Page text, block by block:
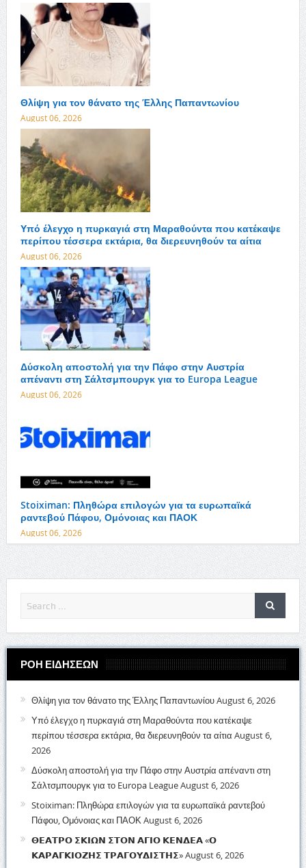
Θλίψη για τον θάνατο της Έλλης Παπαντωνίου
August 06, 2026
Υπό έλεγχο η πυρκαγιά στη Μαραθούντα που κατέκαψε
περίπου τέσσερα εκτάρια, θα διερευνηθούν τα αίτια
August 06, 2026
Δύσκολη αποστολή για την Πάφο στην Αυστρία
απέναντι στη Σάλτσμπουργκ για το Europa League
August 06, 2026
Stoiximan: Πληθώρα επιλογών για τα ευρωπαϊκά
ραντεβού Πάφου, Ομόνοιας και ΠΑΟΚ
August 06, 2026
ΡΟΗ ΕΙΔΗΣΕΩΝ
Θλίψη για τον θάνατο της Έλλης ΠαπαντωνίουAugust 6, 2026
Υπό έλεγχο η πυρκαγιά στη Μαραθούντα που κατέκαψε
περίπου τέσσερα εκτάρια, θα διερευνηθούν τα αίτια August 6,
2026
Δύσκολη αποστολή για την Πάφο στην Αυστρία απέναντι στη
Σάλτσμπουργκ για το Europa LeagueAugust 6, 2026
Stoiximan: Πληθώρα επιλογών για τα ευρωπαϊκά ραντεβού
Πάφου, Ομόνοιας και ΠΑΟΚAugust 6, 2026
𝝝𝝚𝝖𝝩𝝦𝝤 𝝨𝝟𝝞𝝮𝝢 𝝨𝝩𝝤𝝢 𝝖𝝘𝝞𝝤 𝝟𝝚𝝢𝝙𝝚𝝖 «𝝤
𝝟𝝖𝝦𝝖𝝘𝝟𝝞𝝤𝝛𝝜𝝨 𝝩𝝦𝝖𝝘𝝤𝝪𝝙𝝞𝝨𝝩𝝜𝝨»August 6, 2026